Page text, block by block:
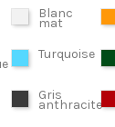
Blanc
mat
Turquoise
Gris
anthracite